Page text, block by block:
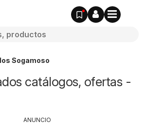
Sogamoso
catálogos, ofertas -
ANUNCIO